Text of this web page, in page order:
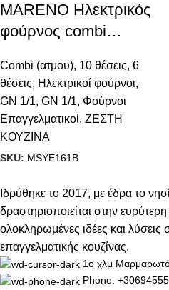
MARENO Ηλεκτρικός
φούρνος combi
1/1 + 10 x GN 1/1 με
οθόνη αφής και
αυτόματο σύστημα
μαγειρέματος
Combi (ατμου), 10 θέσεις, 6
θέσεις, Ηλεκτρικοί φούρνοι,
GN 1/1, GN 1/1, Φούρνοι
Επαγγελματικοί, ΖΕΣΤΗ
ΚΟΥΖΙΝΑ
SKU: MSYE161B
Ιδρύθηκε το 2017, με έδρα το
δραστηριοποιείται στην
ολοκληρωμένες ιδέες και λύσεις
επαγγελματικής κουζίνας.
1ο χλμ
Phone: